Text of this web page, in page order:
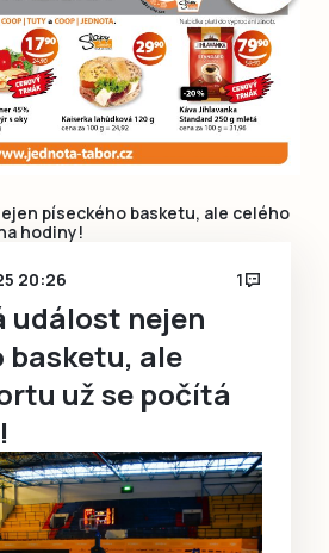
Přihlásit se
se přes Facebook
účet, chci seRegistrovat
Čtenáři píší
Speciální přílohy
Inzerce
píseckého basketu, ale celého
hodiny!
20:26 1
událost nejen
basketu, ale
už se počítá